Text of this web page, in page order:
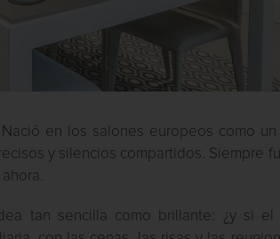
en los salones europeos como un
y silencios compartidos. Siempre
tan sencilla como brillante: ¿y si